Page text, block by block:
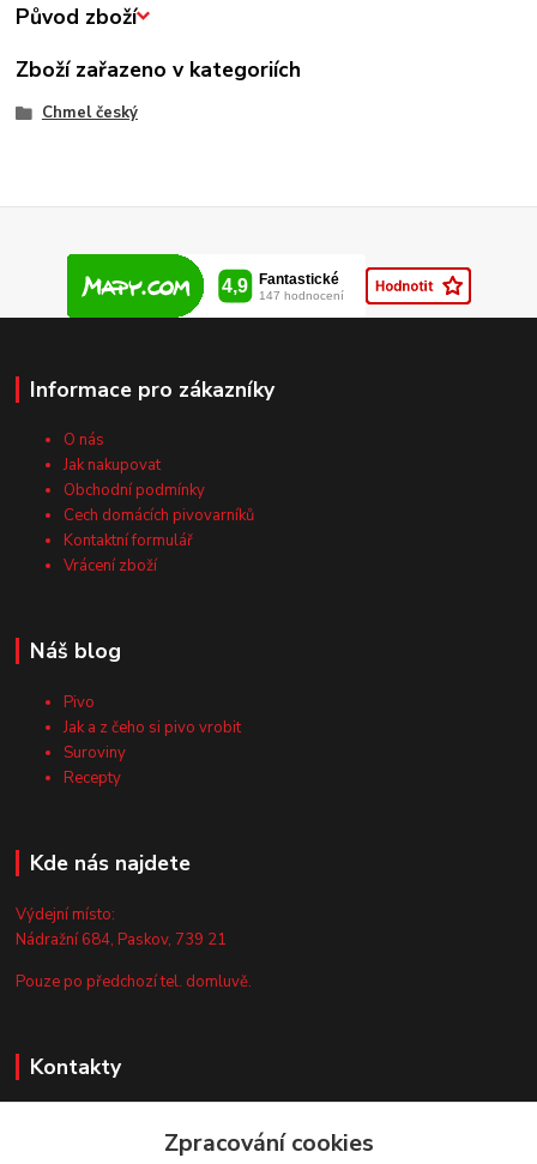
Původ zboží
Zboží zařazeno v kategoriích
Chmel český
Informace pro zákazníky
O nás
Jak nakupovat
Obchodní podmínky
Cech domácích pivovarníků
Kontaktní formulář
Vrácení zboží
Náš blog
Pivo
Jak a z čeho si pivo vrobit
Suroviny
Recepty
Kde nás najdete
Výdejní místo:
Nádražní 684, Paskov, 739 21
Pouze po předchozí tel. domluvě.
Kontakty
+420 735 044 675Zpracování cookies